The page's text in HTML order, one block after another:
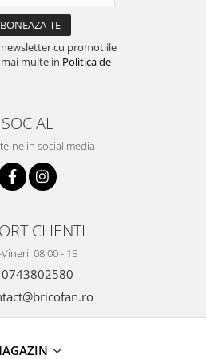
articole
&
cu promotiile
multe in Politica de
SOCIAL
ne in social media
CLIENTI
08:00 - 15
0743802580